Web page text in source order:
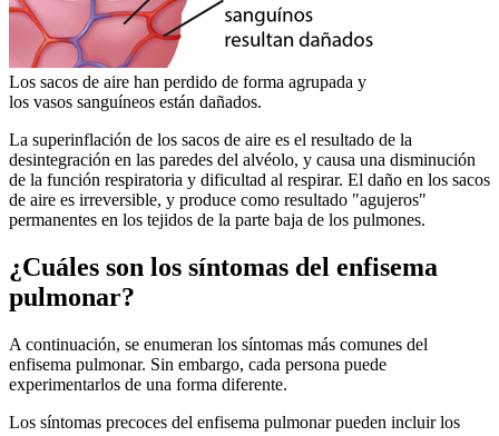
Los sacos de aire han perdido de forma agrupada y
los vasos sanguíneos están dañados.
La superinflación de los sacos de aire es el resultado de la
desintegración en las paredes del alvéolo, y causa una disminución
de la función respiratoria y dificultad al respirar. El daño en los sacos
de aire es irreversible, y produce como resultado "agujeros"
permanentes en los tejidos de la parte baja de los pulmones.
¿Cuáles son los síntomas del enfisema
pulmonar?
A continuación, se enumeran los síntomas más comunes del
enfisema pulmonar. Sin embargo, cada persona puede
experimentarlos de una forma diferente.
Los síntomas precoces del enfisema pulmonar pueden incluir los